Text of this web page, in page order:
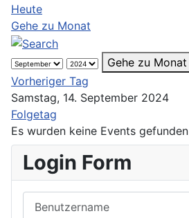
Heute
Gehe zu Monat
Gehe zu Monat
Vorheriger Tag
Samstag, 14. September 2024
Folgetag
Es wurden keine Events gefunden
Login Form